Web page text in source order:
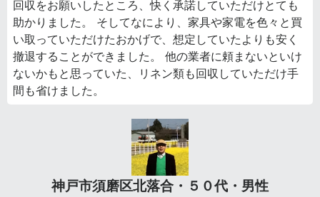
回収をお願いしたところ、快く承諾していただけとても
助かりました。 そしてなにより、家具や家電を色々と買
い取っていただけたおかげで、想定していたよりも安く
撤退することができました。 他の業者に頼まないといけ
ないかもと思っていた、リネン類も回収していただけ手
間も省けました。
神戸市須磨区北落合・５０代・男性